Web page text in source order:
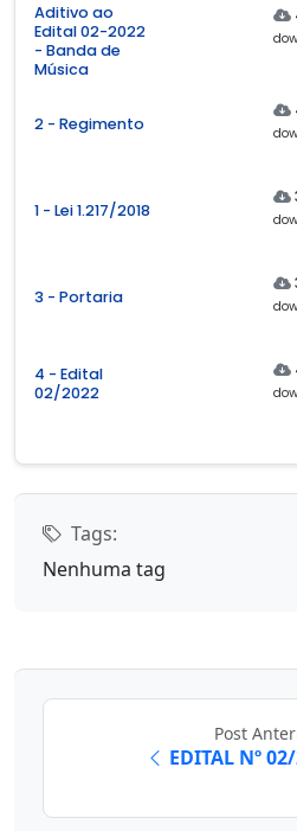
Aditivo ao
Edital 02-2022
- Banda de
Música
2 - Regimento
1 - Lei 1.217/2018
3 - Portaria
4 - Edital
02/2022
Tags:
Nenhuma tag
Post
EDITAL Nº